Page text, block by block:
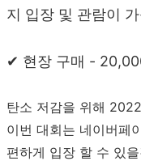
지 입장 및 관람이
✔ 현장 구매 -
탄소 저감을 위해
이번 대회는 네이버페
편하게 입장 할 수 있